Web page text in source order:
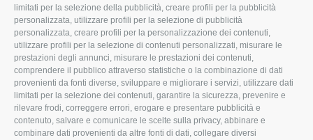
limitati per la selezione della pubblicità, creare profili per la pubblicità
personalizzata, utilizzare profili per la selezione di pubblicità
personalizzata, creare profili per la personalizzazione dei contenuti,
utilizzare profili per la selezione di contenuti personalizzati, misurare le
prestazioni degli annunci, misurare le prestazioni dei contenuti,
comprendere il pubblico attraverso statistiche o la combinazione di dati
provenienti da fonti diverse, sviluppare e migliorare i servizi, utilizzare dati
limitati per la selezione dei contenuti, garantire la sicurezza, prevenire e
rilevare frodi, correggere errori, erogare e presentare pubblicità e
contenuto, salvare e comunicare le scelte sulla privacy, abbinare e
combinare dati provenienti da altre fonti di dati, collegare diversi
Missione e Progetto
Organigramma aziendale
I Nostri Servizi
Uffici della Sede
provinciale
Le Sedi di Zona
Agricoltori S.r.l.
Fiscale
Lavoro
Ambiente
Associazione
CONFAGRICOLTURA
ATTIVA